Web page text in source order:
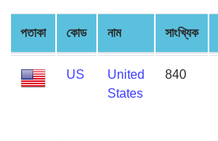
Credit
Card
Checker
Service
পতাকা কোড নাম সাংখ্যিক
US
United
States
840